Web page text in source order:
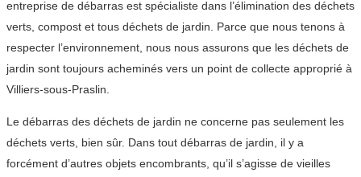
entreprise de débarras est spécialiste dans l’élimination des déchets
verts, compost et tous déchets de jardin. Parce que nous tenons à
respecter l’environnement, nous nous assurons que les déchets de
jardin sont toujours acheminés vers un point de collecte approprié à
Villiers-sous-Praslin.
Le débarras des déchets de jardin ne concerne pas seulement les
déchets verts, bien sûr. Dans tout débarras de jardin, il y a
forcément d’autres objets encombrants, qu’il s’agisse de vieilles